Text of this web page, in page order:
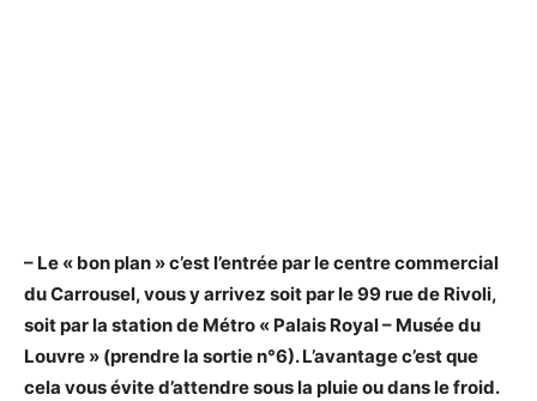
– Le « bon plan » c’est l’entrée par le centre commercial
du Carrousel, vous y arrivez soit par le 99 rue de Rivoli,
soit par la station de Métro « Palais Royal – Musée du
Louvre » (prendre la sortie n°6). L’avantage c’est que
cela vous évite d’attendre sous la pluie ou dans le froid.